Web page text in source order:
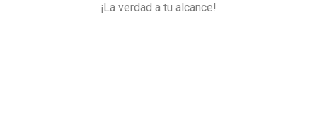
¡La verdad a tu alcance!